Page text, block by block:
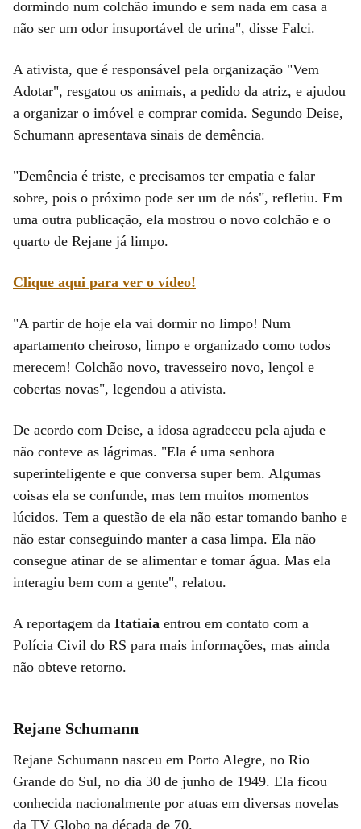
dormindo num colchão imundo e sem nada em casa a
não ser um odor insuportável de urina", disse Falci.
A ativista, que é responsável pela organização "Vem
Adotar", resgatou os animais, a pedido da atriz, e ajudou
a organizar o imóvel e comprar comida. Segundo Deise,
Schumann apresentava sinais de demência.
"Demência é triste, e precisamos ter empatia e falar
sobre, pois o próximo pode ser um de nós", refletiu. Em
uma outra publicação, ela mostrou o novo colchão e o
quarto de Rejane já limpo.
Clique aqui para ver o vídeo!
"A partir de hoje ela vai dormir no limpo! Num
apartamento cheiroso, limpo e organizado como todos
merecem! Colchão novo, travesseiro novo, lençol e
cobertas novas", legendou a ativista.
De acordo com Deise, a idosa agradeceu pela ajuda e
não conteve as lágrimas. "Ela é uma senhora
superinteligente e que conversa super bem. Algumas
coisas ela se confunde, mas tem muitos momentos
lúcidos. Tem a questão de ela não estar tomando banho e
não estar conseguindo manter a casa limpa. Ela não
consegue atinar de se alimentar e tomar água. Mas ela
interagiu bem com a gente", relatou.
A reportagem da Itatiaia entrou em contato com a
Polícia Civil do RS para mais informações, mas ainda
não obteve retorno.
Rejane Schumann
Rejane Schumann nasceu em Porto Alegre, no Rio
Grande do Sul, no dia 30 de junho de 1949. Ela ficou
conhecida nacionalmente por atuas em diversas novelas
da TV Globo na década de 70.